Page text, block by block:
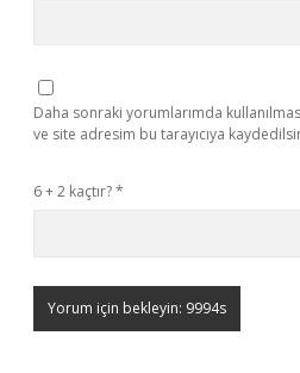
Daha sonraki yorumlarımda
ve site adresim bu tarayıcıya
6 + 2 kaçtır?*